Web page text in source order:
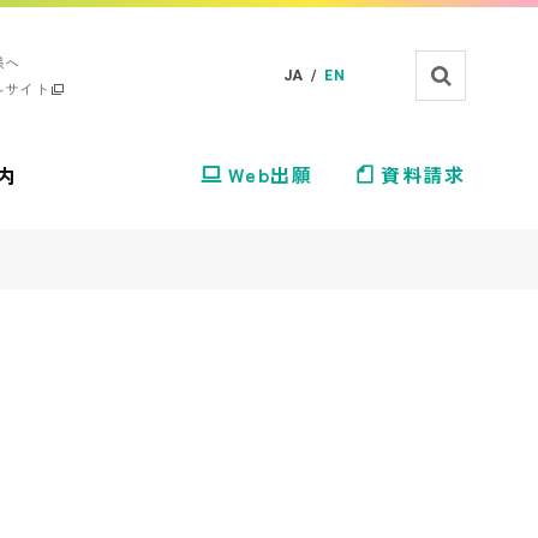
イト
JA / EN
Web出願 資料請求